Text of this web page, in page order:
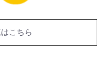
こちら